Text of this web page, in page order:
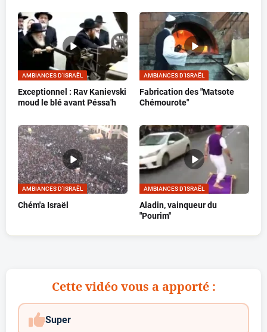
AMBIANCES D’ISRAËL
Exceptionnel : Rav Kanievski
moud le blé avant Péssa'h
AMBIANCES D’ISRAËL
Fabrication des "Matsote
Chémourote"
AMBIANCES D’ISRAËL
Chém'a Israël
AMBIANCES D’ISRAËL
Aladin, vainqueur du
"Pourim"
Cette vidéo vous a apporté :
Super